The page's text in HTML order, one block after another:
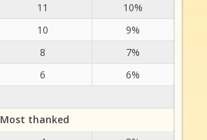
11
10%
10
9%
8
7%
6 6%
Most thanked